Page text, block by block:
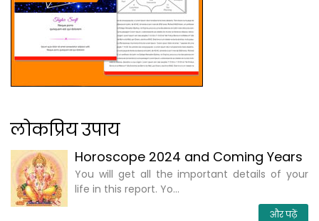
लोकप्रिय उपाय
Horoscope 2024 and Coming Years
You will get all the important details of your
life in this report. Yo...
और पढ़ें